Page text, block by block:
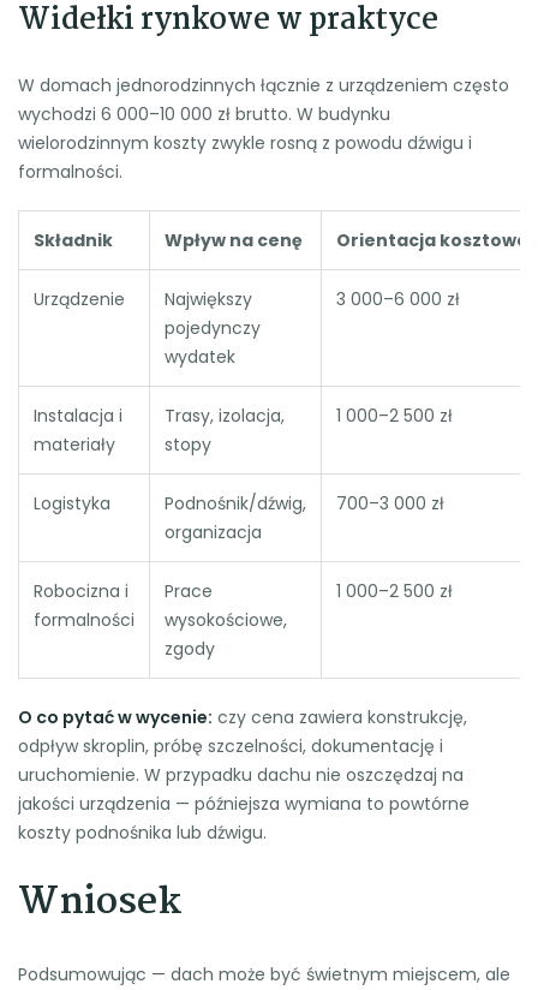
Widełki rynkowe w praktyce
W domach jednorodzinnych łącznie z urządzeniem często
wychodzi 6 000–10 000 zł brutto. W budynku
wielorodzinnym koszty zwykle rosną z powodu dźwigu i
formalności.
Składnik Wpływ na cenę Orientacja kosztowa
Urządzenie
Największy
pojedynczy
wydatek
3 000–6 000 zł
Instalacja i
materiały
Trasy, izolacja,
stopy
1 000–2 500 zł
Logistyka
Podnośnik/dźwig,
organizacja
700–3 000 zł
Robocizna i
formalności
Prace
wysokościowe,
zgody
1 000–2 500 zł
O co pytać w wycenie: czy cena zawiera konstrukcję,
odpływ skroplin, próbę szczelności, dokumentację i
uruchomienie. W przypadku dachu nie oszczędzaj na
jakości urządzenia — późniejsza wymiana to powtórne
koszty podnośnika lub dźwigu.
Wniosek
Podsumowując — dach może być świetnym miejscem, ale